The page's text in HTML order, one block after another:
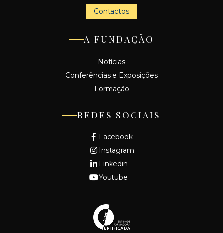
Contactos
A FUNDAÇÃO
Notícias
Conferências e Exposições
Formação
REDES SOCIAIS
Facebook
Instagram
Linkedin
Youtube